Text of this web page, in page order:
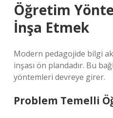
Öğretim
İnşa Etmek
Modern pedagojide bilgi
inşası ön plandadır. Bu
yöntemleri devreye girer.
Problem Temelli